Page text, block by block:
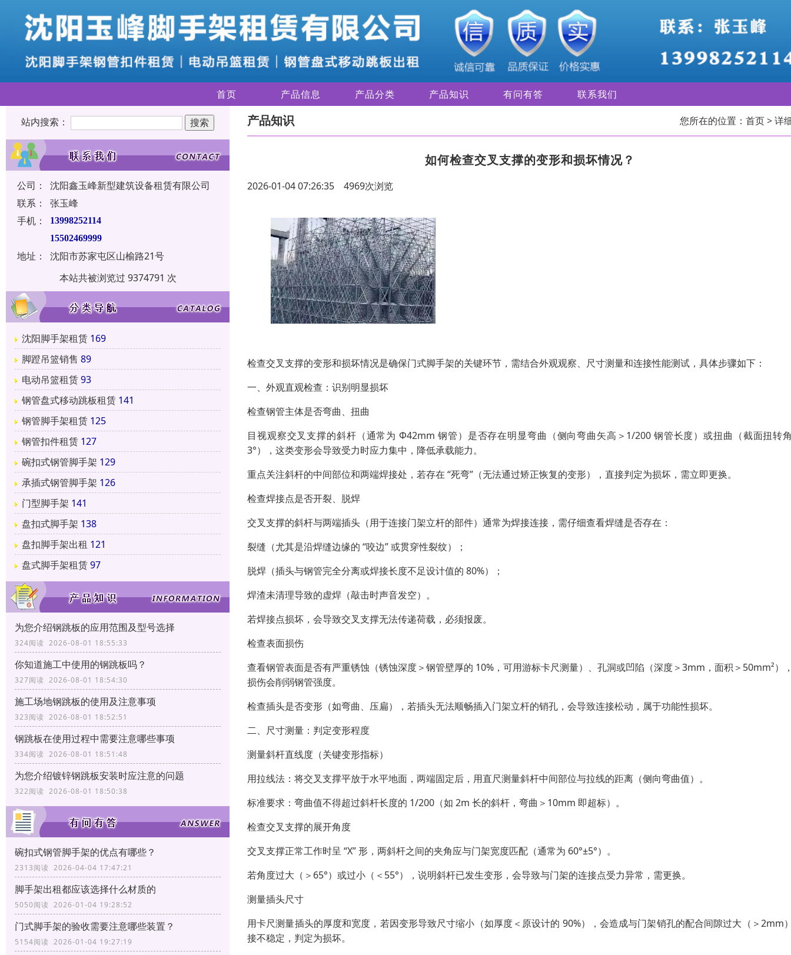
首页 产品信息 产品分类 产品知识 有问有答 联系我们
站内搜索：
公司：
沈阳鑫玉峰新型建筑设备租赁有限公司
联系：
张玉峰
手机：
13998252114
15502469999
地址：
沈阳市苏家屯区山榆路21号
本站共被浏览过 9374791 次
沈阳脚手架租赁 169
脚蹬吊篮销售 89
电动吊篮租赁93
钢管盘式移动跳板租赁 141
钢管脚手架租赁 125
钢管扣件租赁 127
碗扣式钢管脚手架 129
承插式钢管脚手架 126
门型脚手架 141
盘扣式脚手架 138
盘扣脚手架出租 121
盘式脚手架租赁97
为您介绍钢跳板的应用范围及型号选择
324阅读 2026-08-01 18:55:33
你知道施工中使用的钢跳板吗？
327阅读 2026-08-01 18:54:30
施工场地钢跳板的使用及注意事项
323阅读 2026-08-01 18:52:51
钢跳板在使用过程中需要注意哪些事项
334阅读 2026-08-01 18:51:48
为您介绍镀锌钢跳板安装时应注意的问题
322阅读 2026-08-01 18:50:38
碗扣式钢管脚手架的优点有哪些？
2313阅读 2026-04-04 17:47:21
脚手架出租都应该选择什么材质的
5050阅读 2026-01-04 19:28:52
门式脚手架的验收需要注意哪些装置？
5154阅读 2026-01-04 19:27:19
产品知识 您所在的位置： 首页> 详
如何检查交叉支撑的变形和损坏情况？
2026-01-04 07:26:35 4969次浏览
检查交叉支撑的变形和损坏情况是确保门式脚手架的关键环节，需结合外观观察、尺寸测量和连接性能测试，具体步骤如下：
一、外观直观检查：识别明显损坏
检查钢管主体是否弯曲、扭曲
目视观察交叉支撑的斜杆（通常为 Φ42mm 钢管）是否存在明显弯曲（侧向弯曲矢高＞1/200 钢管长度）或扭曲（截面扭转
3°），这类变形会导致受力时应力集中，降低承载能力。
重点关注斜杆的中间部位和两端焊接处，若存在 “死弯”（无法通过矫正恢复的变形），直接判定为损坏，需立即更换。
检查焊接点是否开裂、脱焊
交叉支撑的斜杆与两端插头（用于连接门架立杆的部件）通常为焊接连接，需仔细查看焊缝是否存在：
裂缝（尤其是沿焊缝边缘的 “咬边” 或贯穿性裂纹）；
脱焊（插头与钢管完全分离或焊接长度不足设计值的 80%）；
焊渣未清理导致的虚焊（敲击时声音发空）。
若焊接点损坏，会导致交叉支撑无法传递荷载，必须报废。
检查表面损伤
查看钢管表面是否有严重锈蚀（锈蚀深度＞钢管壁厚的 10%，可用游标卡尺测量）、孔洞或凹陷（深度＞3mm，面积＞50mm²）
损伤会削弱钢管强度。
检查插头是否变形（如弯曲、压扁），若插头无法顺畅插入门架立杆的销孔，会导致连接松动，属于功能性损坏。
二、尺寸测量：判定变形程度
测量斜杆直线度（关键变形指标）
用拉线法：将交叉支撑平放于水平地面，两端固定后，用直尺测量斜杆中间部位与拉线的距离（侧向弯曲值）。
标准要求：弯曲值不得超过斜杆长度的 1/200（如 2m 长的斜杆，弯曲＞10mm 即超标）。
检查交叉支撑的展开角度
交叉支撑正常工作时呈 “X” 形，两斜杆之间的夹角应与门架宽度匹配（通常为 60°±5°）。
若角度过大（＞65°）或过小（＜55°），说明斜杆已发生变形，会导致与门架的连接点受力异常，需更换。
测量插头尺寸
用卡尺测量插头的厚度和宽度，若因变形导致尺寸缩小（如厚度＜原设计的 90%），会造成与门架销孔的配合间隙过大（＞2mm
接不稳定，判定为损坏。